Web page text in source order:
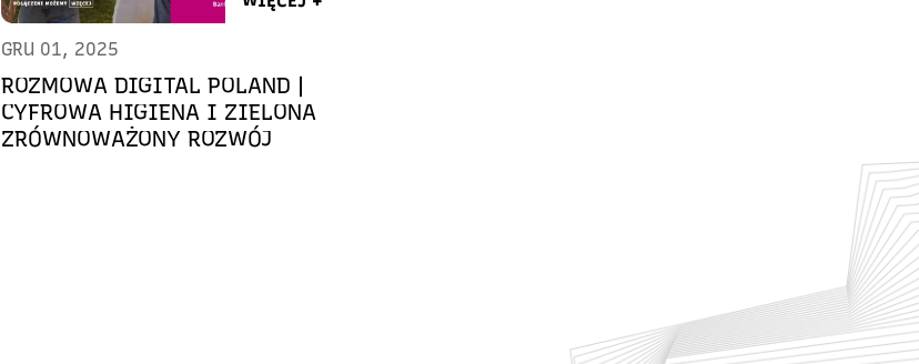
GRU 01, 2025
ROZMOWA DIGITAL POLAND |
CYFROWA HIGIENA I ZIELONA
ZRÓWNOWAŻONY ROZWÓJ